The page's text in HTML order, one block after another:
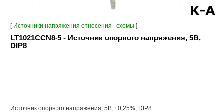
[ Источники напряжения отнесения - схемы ]
LT1021CCN8-5 - Источник опорного напряжения, 5В,
DIP8
Источник опорного напряжения; 5В; ±0,25%; DIP8..